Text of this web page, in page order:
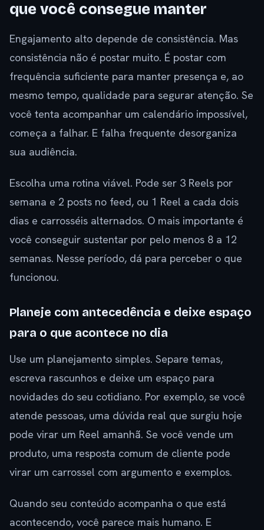
que você consegue manter
Engajamento alto depende de consistência. Mas
consistência não é postar muito. É postar com
frequência suficiente para manter presença e, ao
mesmo tempo, qualidade para segurar atenção. Se
você tenta acompanhar um calendário impossível,
começa a falhar. E falha frequente desorganiza
sua audiência.
Escolha uma rotina viável. Pode ser 3 Reels por
semana e 2 posts no feed, ou 1 Reel a cada dois
dias e carrosséis alternados. O mais importante é
você conseguir sustentar por pelo menos 8 a 12
semanas. Nesse período, dá para perceber o que
funcionou.
Planeje com antecedência e deixe espaço
para o que acontece no dia
Use um planejamento simples. Separe temas,
escreva rascunhos e deixe um espaço para
novidades do seu cotidiano. Por exemplo, se você
atende pessoas, uma dúvida real que surgiu hoje
pode virar um Reel amanhã. Se você vende um
produto, uma resposta comum de cliente pode
virar um carrossel com argumento e exemplos.
Quando seu conteúdo acompanha o que está
acontecendo, você parece mais humano. E